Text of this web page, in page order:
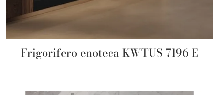
Frigorifero enoteca KWTUS 7196 E